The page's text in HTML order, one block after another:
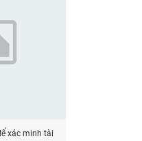
xác minh tài